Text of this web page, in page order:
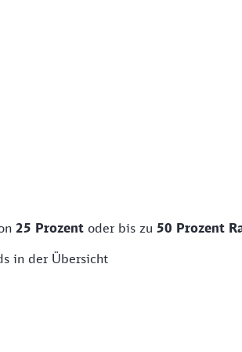
25 Prozent oder bis zu 50 Prozent
in der Übersicht